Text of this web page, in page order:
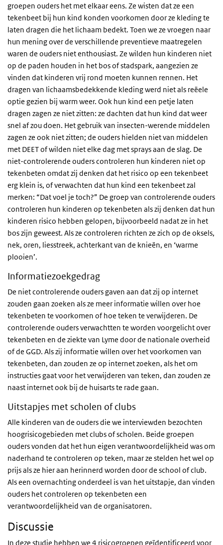
groepen ouders het met elkaar eens. Ze wisten dat ze een
tekenbeet bij hun kind konden voorkomen door ze kleding te
laten dragen die het lichaam bedekt. Toen we ze vroegen naar
hun mening over de verschillende preventieve maatregelen
waren de ouders niet enthousiast. Ze wilden hun kinderen niet
op de paden houden in het bos of stadspark, aangezien ze
vinden dat kinderen vrij rond moeten kunnen rennen. Het
dragen van lichaamsbedekkende kleding werd niet als reëele
optie gezien bij warm weer. Ook hun kind een petje laten
dragen zagen ze niet zitten: ze dachten dat hun kind dat weer
snel af zou doen. Het gebruik van insecten-werende middelen
zagen ze ook niet zitten; de ouders hielden niet van middelen
met DEET of wilden niet elke dag met sprays aan de slag. De
niet-controlerende ouders controleren hun kinderen niet op
tekenbeten omdat zij denken dat het risico op een tekenbeet
erg klein is, of verwachten dat hun kind een tekenbeet zal
merken: “Dat voel je toch?” De groep van controlerende ouders
controleren hun kinderen op tekenbeten als zij denken dat hun
kinderen risico hebben gelopen, bijvoorbeeld nadat ze in het
bos zijn geweest. Als ze controleren richten ze zich op de oksels,
nek, oren, liesstreek, achterkant van de knieën, en ‘warme
plooien’.
Informatiezoekgedrag
De niet controlerende ouders gaven aan dat zij op internet
zouden gaan zoeken als ze meer informatie willen over hoe
tekenbeten te voorkomen of hoe teken te verwijderen. De
controlerende ouders verwachtten te worden voorgelicht over
tekenbeten en de ziekte van Lyme door de nationale overheid
of de GGD. Als zij informatie willen over het voorkomen van
tekenbeten, dan zouden ze op internet zoeken, als het om
instructies gaat voor het verwijderen van teken, dan zouden ze
naast internet ook bij de huisarts te rade gaan.
Uitstapjes met scholen of clubs
Alle kinderen van de ouders die we interviewden bezochten
hoogrisicogebieden met clubs of scholen. Beide groepen
ouders vonden dat het hun eigen verantwoordelijkheid was om
naderhand te controleren op teken, maar ze stelden het wel op
prijs als ze hier aan herinnerd worden door de school of club.
Als een overnachting onderdeel is van het uitstapje, dan vinden
ouders het controleren op tekenbeten een
verantwoordelijkheid van de organisatoren.
Discussie
In deze studie hebben we 4 risicogroepen geïdentificeerd voor